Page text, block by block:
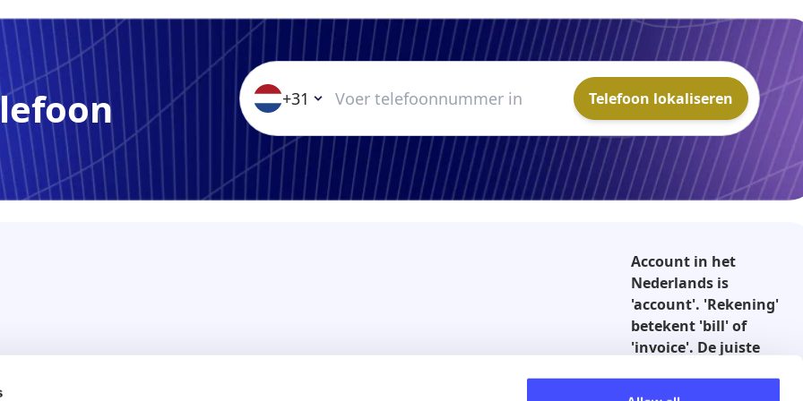
+31 Telefoon lokaliseren
Account in het
Nederlands is
'account'. 'Rekening'
betekent 'bill' of
'invoice'. De juiste